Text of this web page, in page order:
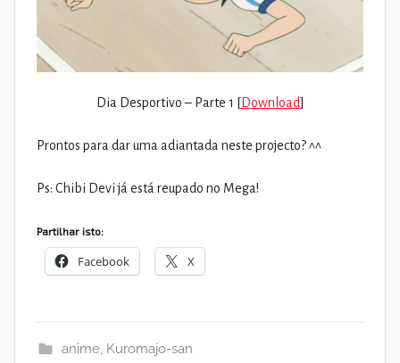
Dia Desportivo – Parte 1 [Download]
Prontos para dar uma adiantada neste projecto? ^^
Ps: Chibi Devi já está reupado no Mega!
Partilhar isto:
Facebook X
anime, Kuromajo-san